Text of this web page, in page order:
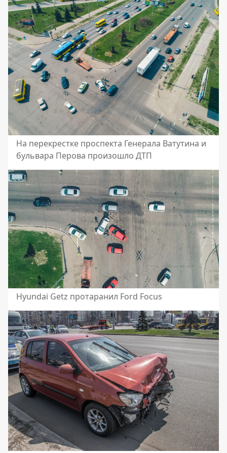
На перекрестке проспекта Генерала Ватутина и
бульвара Перова произошло ДТП
Hyundai Getz протаранил Ford Focus